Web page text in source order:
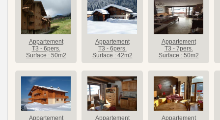
Appartement
T3 - 6pers.
Surface : 50m2
Appartement
T3 - 6pers.
Surface : 42m2
Appartement
T3 - 7pers.
Surface : 50m2
Appartement
Appartement
Appartement